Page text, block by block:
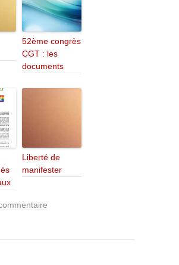
52ème congrès
CGT : les
documents
Liberté de
manifester